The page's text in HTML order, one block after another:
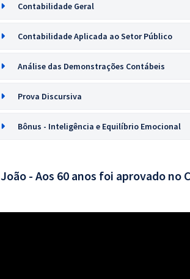
Contabilidade Geral
Contabilidade Aplicada ao Setor Público
Análise das Demonstrações Contábeis
Prova Discursiva
Bônus - Inteligência e Equilíbrio Emocional
João - Aos 60 anos foi aprovado no